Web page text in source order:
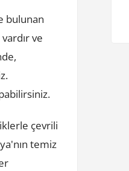
bulunan
ve
çevrili
temiz